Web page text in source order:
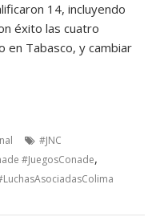
14, incluyendo
éxito las cuatro
en Tabasco, y cambiar
#JNC
#JuegosConade,